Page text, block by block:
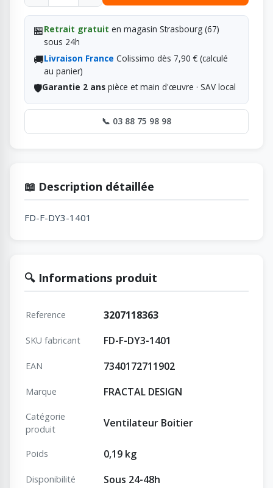
🏪Retrait gratuit en magasin Strasbourg (67)
sous 24h
🚚Livraison France Colissimo dès 7,90 € (calculé
au panier)
🛡️Garantie 2 anspièce et main d'œuvre · SAV local
📞 03 88 75 98 98
📖 Description détaillée
FD-F-DY3-1401
🔍 Informations produit
Reference 3207118363
SKU fabricant FD-F-DY3-1401
EAN 7340172711902
Marque FRACTAL DESIGN
Catégorie
produit
Ventilateur Boitier
Poids 0,19 kg
Disponibilité Sous 24-48h